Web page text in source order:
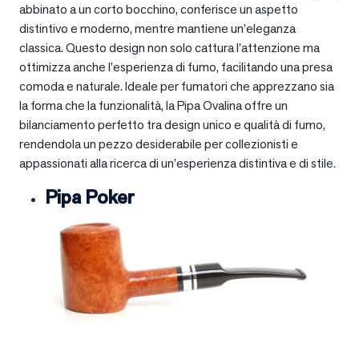
abbinato a un corto bocchino, conferisce un aspetto
distintivo e moderno, mentre mantiene un’eleganza
classica. Questo design non solo cattura l’attenzione ma
ottimizza anche l’esperienza di fumo, facilitando una presa
comoda e naturale. Ideale per fumatori che apprezzano sia
la forma che la funzionalità, la Pipa Ovalina offre un
bilanciamento perfetto tra design unico e qualità di fumo,
rendendola un pezzo desiderabile per collezionisti e
appassionati alla ricerca di un’esperienza distintiva e di stile.
Pipa Poker